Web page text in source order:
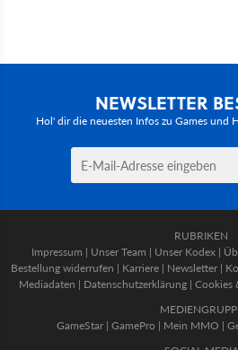
NEWSLETTER
Hol' dir die neuesten Infos zu Games und
RUBRIKEN
Impressum | Unser Team | Unser Kodex |
Bestellung widerrufen | Karriere | Newsletter |
Mediadaten | Datenschutzerklärung | Cookies
GameStar| GamePro | Mein MMO |